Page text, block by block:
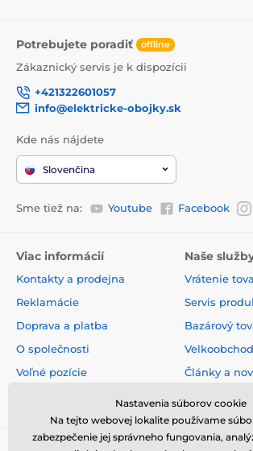
Potrebujete poradiť offline
Zákaznický servis je k dispozícii
+421322601057
info@elektricke-obojky.sk
Kde nás nájdete
Slovenčina
Sme tiež na: Youtube Facebook
Viac informácií
Kontakty a prodejna
Reklamácie
Doprava a platba
O společnosti
Voľné pozície
Naše
Vrátenie
Servis
Bazárový
Velkoobchod
Články a
Nastavenia súborov cookie
Na tejto webovej lokalite používame
zabezpečenie jej správneho fungovania,